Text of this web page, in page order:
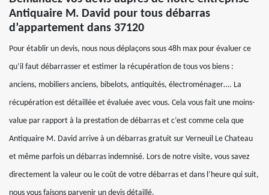
Antiquaire M. David pour tous débarras
d’appartement dans 37120
Pour établir un devis, nous nous déplaçons sous 48h max pour évaluer ce
qu’il faut débarrasser et estimer la récupération de tous vos biens :
anciens, mobiliers anciens, bibelots, antiquités, électroménager…. La
récupération est détaillée et évaluée avec vous. Cela vous fait une moins-
value par rapport à la prestation de débarras et c’est comme cela que
Antiquaire M. David arrive à un débarras gratuit sur Verneuil Le Chateau
et même parfois un débarras indemnisé. Lors de notre visite, vous savez
directement la valeur ou le coût de votre débarras et dans l’heure qui suit,
nous vous faisons parvenir un devis détaillé.